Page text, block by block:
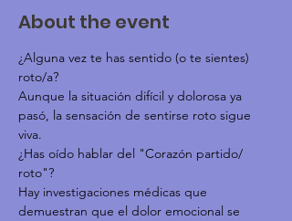
About the event
¿Alguna vez te has sentido (o te sientes)
roto/a?
Aunque la situación difícil y dolorosa ya
pasó, la sensación de sentirse roto sigue
viva.
¿Has oído hablar del "Corazón partido/
roto"?
Hay investigaciones médicas que
demuestran que el dolor emocional se